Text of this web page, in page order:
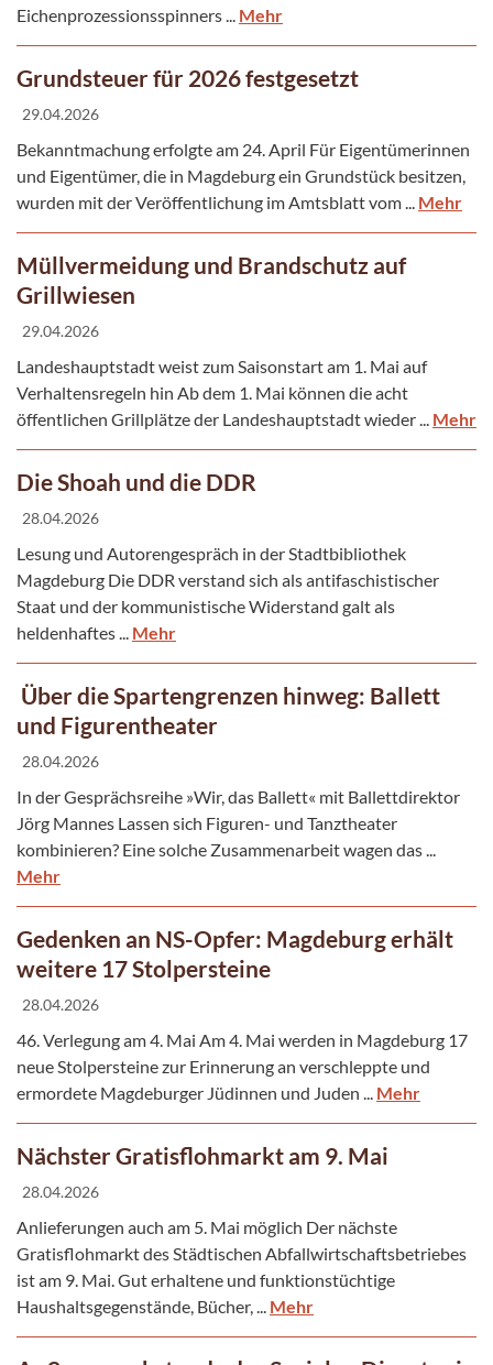
Eichenprozessionsspinners ... Mehr
Grundsteuer für 2026 festgesetzt
29.04.2026
Bekanntmachung erfolgte am 24. April Für Eigentümerinnen
und Eigentümer, die in Magdeburg ein Grundstück besitzen,
wurden mit der Veröffentlichung im Amtsblatt vom ... Mehr
Müllvermeidung und Brandschutz auf
Grillwiesen
29.04.2026
Landeshauptstadt weist zum Saisonstart am 1. Mai auf
Verhaltensregeln hin Ab dem 1. Mai können die acht
öffentlichen Grillplätze der Landeshauptstadt wieder ... Mehr
Die Shoah und die DDR
28.04.2026
Lesung und Autorengespräch in der Stadtbibliothek
Magdeburg Die DDR verstand sich als antifaschistischer
Staat und der kommunistische Widerstand galt als
heldenhaftes ... Mehr
Über die Spartengrenzen hinweg: Ballett
und Figurentheater
28.04.2026
In der Gesprächsreihe »Wir, das Ballett« mit Ballettdirektor
Jörg Mannes Lassen sich Figuren- und Tanztheater
kombinieren? Eine solche Zusammenarbeit wagen das ...
Mehr
Gedenken an NS-Opfer: Magdeburg erhält
weitere 17 Stolpersteine
28.04.2026
46. Verlegung am 4. Mai Am 4. Mai werden in Magdeburg 17
neue Stolpersteine zur Erinnerung an verschleppte und
ermordete Magdeburger Jüdinnen und Juden ... Mehr
Nächster Gratisflohmarkt am 9. Mai
28.04.2026
Anlieferungen auch am 5. Mai möglich Der nächste
Gratisflohmarkt des Städtischen Abfallwirtschaftsbetriebes
ist am 9. Mai. Gut erhaltene und funktionstüchtige
Haushaltsgegenstände, Bücher, ... Mehr